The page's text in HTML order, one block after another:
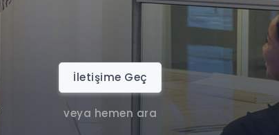
İletişime Geç
veya hemen ara